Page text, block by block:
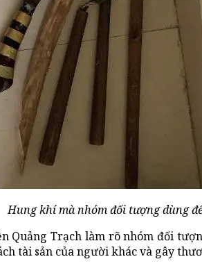
Hung khí mà nhóm đối tượng dùng
Quảng Trạch làm rõ nhóm đối
tài sản của người khác và gây